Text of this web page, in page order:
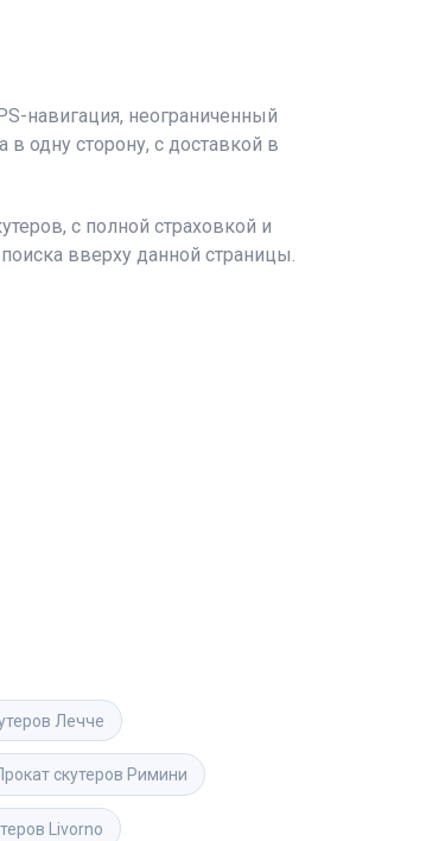
навигация, неограниченный
одну сторону, с доставкой в
с полной страховкой и
вверху данной страницы.
Лечче
скутеров Римини
Livorno